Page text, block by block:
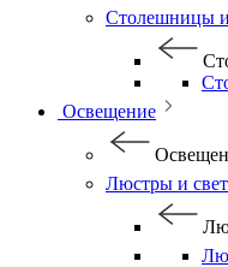
Столешницы и
Освещение
Люстры и